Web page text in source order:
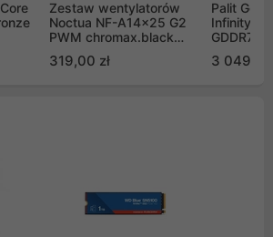
Zestaw wentylatorów
Noctua NF-A14x25 G2
PWM chromax.black
Push Pull (2szt)
319,00 zł
Palit
Infinity 3
GDDR7
GB2050S)
3 049,00